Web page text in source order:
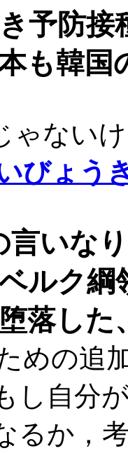
予防接
も韓国
ゃない
びょう
言いな
ルク
落した
めの追
し自分
るか，